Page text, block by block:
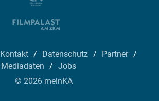
Kontakt Datenschutz
Partner
Mediadaten
Jobs
© 2026 meinKA